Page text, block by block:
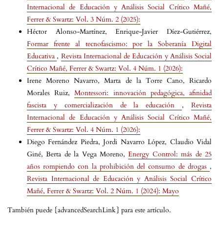
Internacional de Educación y Análisis Social Crítico Mañé,
Ferrer & Swartz: Vol. 3 Núm. 2 (2025):
Héctor Alonso-Martínez, Enrique-Javier Díez-Gutiérrez,
Formar frente al tecnofascismo: por la Soberanía Digital
Educativa , Revista Internacional de Educación y Análisis Social
Crítico Mañé, Ferrer & Swartz: Vol. 4 Núm. 1 (2026):
Irene Moreno Navarro, Marta de la Torre Cano, Ricardo
Morales Ruiz,Montessori: innovación pedagógica, afinidad
fascista y comercialización de la educación ,Revista
Internacional de Educación y Análisis Social Crítico Mañé,
Ferrer & Swartz: Vol. 4 Núm. 1 (2026):
Diego Fernández Piedra, Jordi Navarro López, Claudio Vidal
Giné, Berta de la Vega Moreno,Energy Control: más de 25
años rompiendo con la prohibición del consumo de drogas ,
Revista Internacional de Educación y Análisis Social Crítico
Mañé, Ferrer & Swartz: Vol. 2 Núm. 1 (2024): Mayo
También puede {advancedSearchLink} para este artículo.